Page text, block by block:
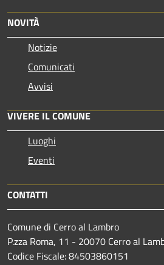
NOVITÀ
Notizie
Comunicati
Avvisi
VIVERE IL COMUNE
Luoghi
Eventi
CONTATTI
Comune di Cerro al Lambro
P.zza Roma, 11 - 20070 Cerro al
Codice Fiscale: 84503860151